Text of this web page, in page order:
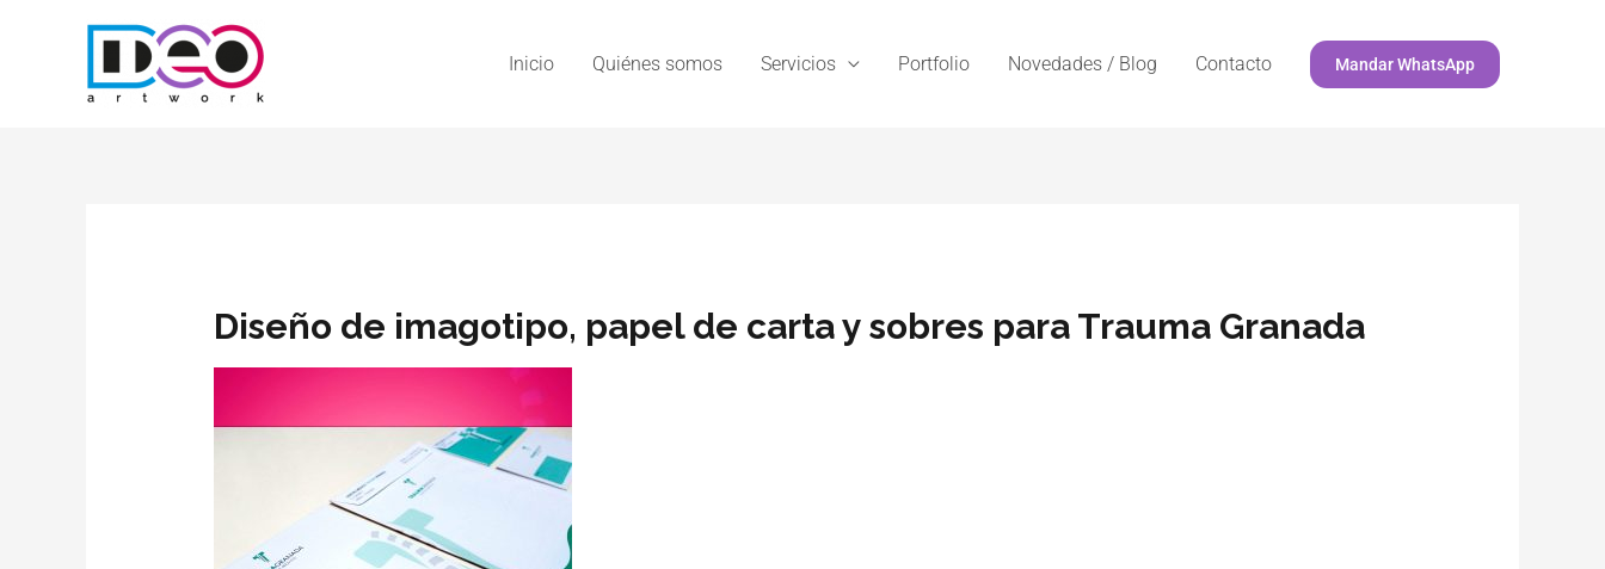
Inicio Quiénes somos Servicios Portfolio Novedades / Blog Contacto Mandar WhatsApp
Diseño de imagotipo, papel de carta y sobres para Trauma Granada